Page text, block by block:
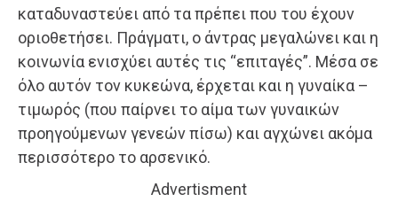
καταδυναστεύει από τα πρέπει που του έχουν
οριοθετήσει. Πράγματι, ο άντρας μεγαλώνει και η
κοινωνία ενισχύει αυτές τις “επιταγές”. Μέσα σε
όλο αυτόν τον κυκεώνα, έρχεται και η γυναίκα –
τιμωρός (που παίρνει το αίμα των γυναικών
προηγούμενων γενεών πίσω) και αγχώνει ακόμα
περισσότερο το αρσενικό.
Advertisment